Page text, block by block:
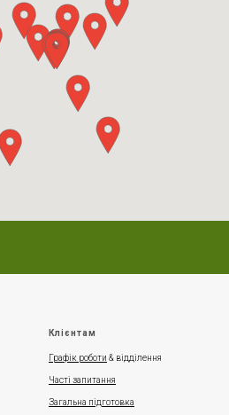
Клієнтам
Графік роботи & відділення
Часті запитання
Загальна підготовка